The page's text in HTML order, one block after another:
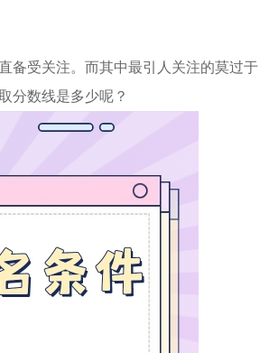
备受关注。而其中最引人关注的莫过于
分数线是多少呢？